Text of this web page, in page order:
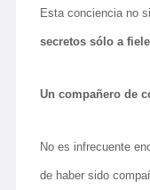
Esta conciencia no
secretos sólo a
Un compañero de
No es infrecuente
de haber sido